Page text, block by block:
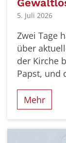
5. Juli 2026
Zwei Tage
über
der Kirche
Papst, und
Mehr